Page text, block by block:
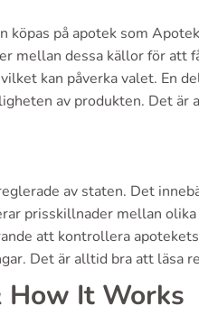
köpas på apotek som
mellan dessa källor för att
kan påverka valet. En
av produkten. Det
av staten. Det
prisskillnader mellan
att kontrollera
Det är alltid bra att läsa
How It Works